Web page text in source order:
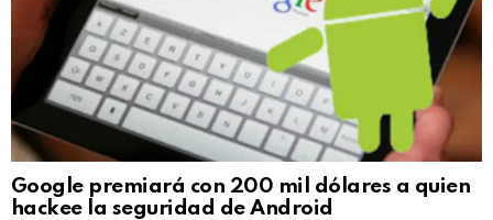
Google premiará con 200 mil dólares a quien
hackee la seguridad de Android